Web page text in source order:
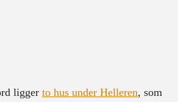
ligger to hus under Helleren, som